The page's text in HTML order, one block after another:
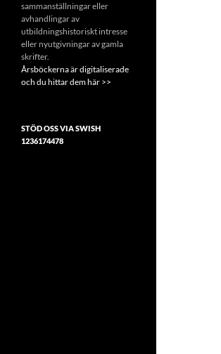
sammanställningar eller
avhandlingar av
utbildningshistoriskt intresse
eller nyutgivningar av gamla
skrifter.
Årsböckerna är digitaliserade
och du hittar dem här >>
STÖD OSS VIA SWISH
1236174478